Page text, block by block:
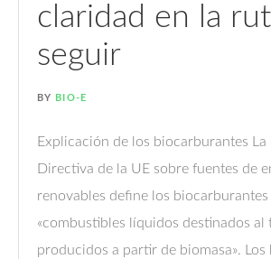
claridad en la
seguir
BY BIO-E
Explicación de los biocarburantes La
Directiva de la UE sobre fuentes de
renovables define los biocarburantes
«combustibles líquidos destinados al
producidos a partir de biomasa».